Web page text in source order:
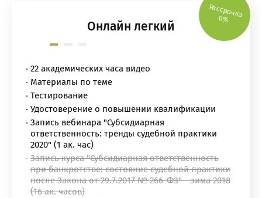
Рассрочка
0%
Онлайн легкий
22 академических часа видео
Материалы по теме
Тестирование
Удостоверение о повышении квалификации
Запись вебинара "Субсидиарная
ответственность: тренды судебной практики
2020" (1 ак. час)
Запись курса "Субсидиарная ответственность
при банкротстве: состояние судебной практики
после Закона от 29.7.2017 № 266-ФЗ" - зима 2018
(16 ак. часов)